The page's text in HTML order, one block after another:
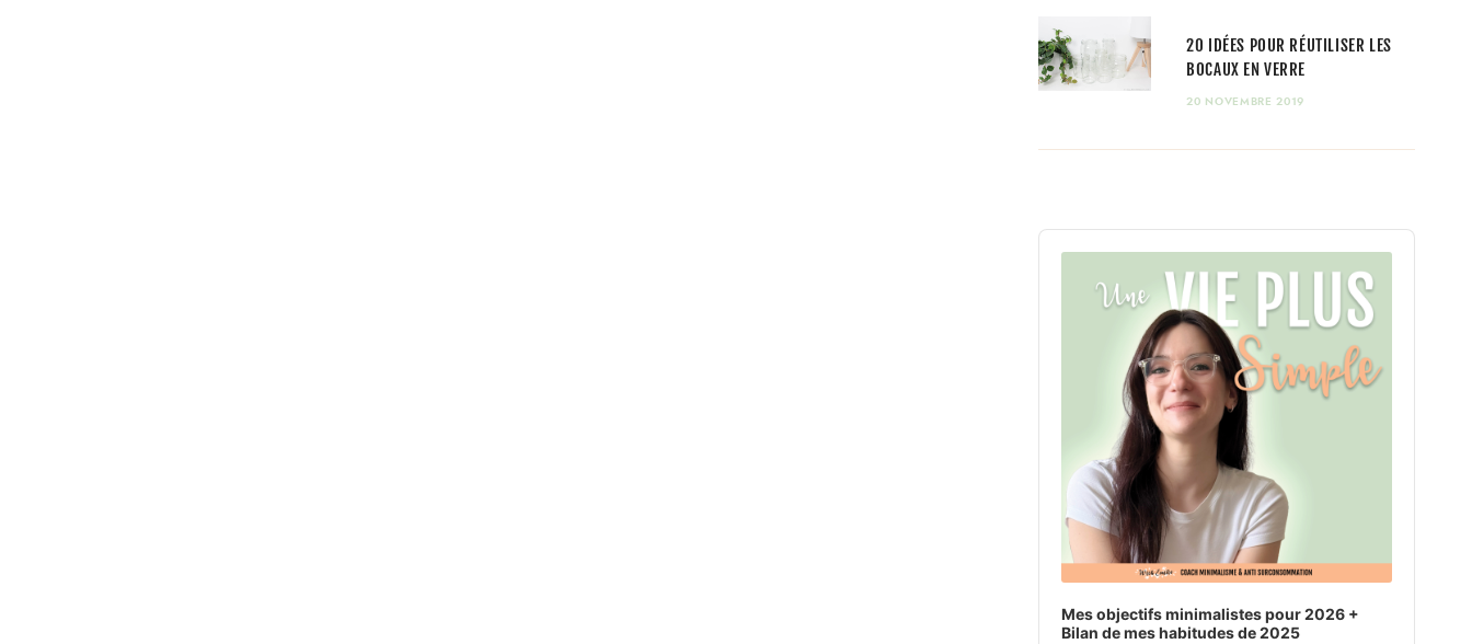
20 IDÉES POUR RÉUTILISER LES
BOCAUX EN VERRE
20 NOVEMBRE 2019
Audio
Mes objectifs minimalistes pour 2026 +
Bilan de mes habitudes de 2025